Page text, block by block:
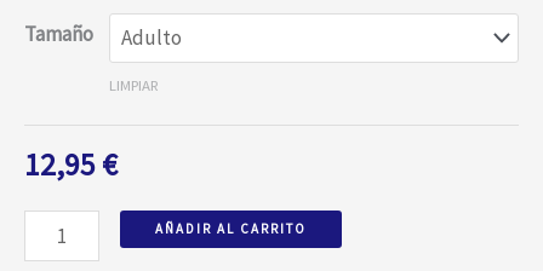
Tamaño
LIMPIAR
12,95€
AÑADIR AL CARRITO